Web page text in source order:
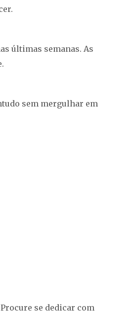
últimas semanas. As
sem mergulhar em
se dedicar com